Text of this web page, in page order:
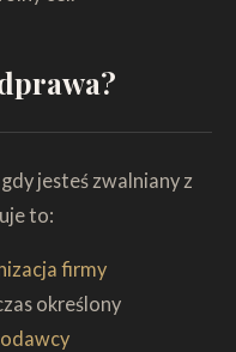
jesteś zwalniany z
to:
firmy
określony